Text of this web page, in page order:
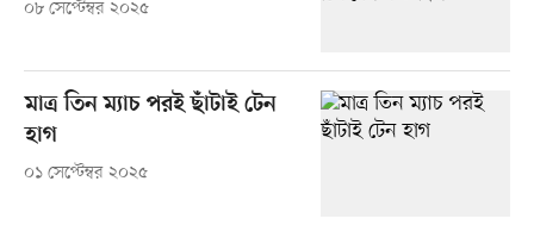
০৮ সেপ্টেম্বর ২০২৫
মাত্র তিন ম্যাচ পরই ছাঁটাই টেন
হাগ
০১ সেপ্টেম্বর ২০২৫